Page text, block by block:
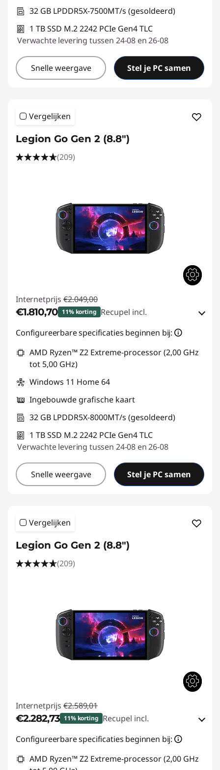
32 GB LPDDR5X-7500MT/s (gesoldeerd)
1 TB SSD M.2 2242 PCIe Gen4 TLC
Verwachte levering tussen 24-08 en 26-08
Snelle weergave Stel je PC samen
Vergelijken
Legion Go Gen 2 (8.8″)
(209)
Internetprijs €2.049,00
€1.810,70 11% korting Recupel incl.
eCoupon-besparingen :-€238,30
eCoupon gebruiken :GAMING-DEAL
Configureerbare specificaties beginnen bij:
AMD Ryzen™ Z2 Extreme-processor (2,00 GHz
tot 5,00 GHz)
Windows 11 Home 64
Ingebouwde grafische kaart
32 GB LPDDR5X-8000MT/s (gesoldeerd)
1 TB SSD M.2 2242 PCIe Gen4 TLC
Verwachte levering tussen 24-08 en 26-08
Snelle weergave Stel je PC samen
Vergelijken
Legion Go Gen 2 (8.8″)
(209)
Internetprijs €2.589,01
€2.282,73 11% korting Recupel incl.
eCoupon-besparingen :-€306,28
eCoupon gebruiken :GAMING-DEAL
Configureerbare specificaties beginnen bij:
AMD Ryzen™ Z2 Extreme-processor (2,00 GHz